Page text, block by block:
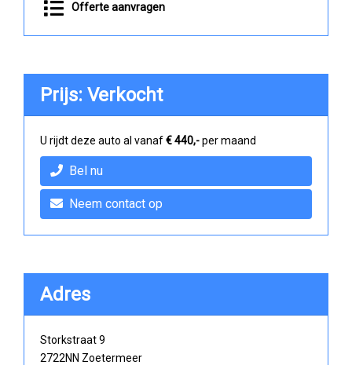
Offerte aanvragen
Prijs: Verkocht
U rijdt deze auto al vanaf€ 440,-per maand
Bel nu
Neem contact op
Adres
Storkstraat 9
2722NN Zoetermeer